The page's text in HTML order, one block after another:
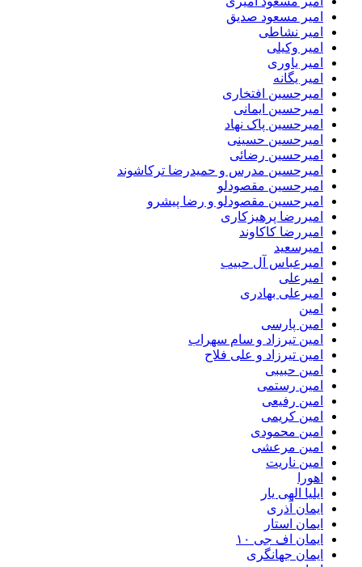
امیر مسعود صدیق
امیر نشاطی
امیر وکیلی
امیر یاوری
امیر یگانه
امیرحسین افتخاری
امیرحسین ایمانی
امیرحسین پاک نهاد
امیرحسین حسینی
امیرحسین رضائی
امیرحسین مدرس و حمیدرضا ترکاشوند
امیرحسین مقصودلو
امیرحسین مقصودلو و رضا پیشرو
امیررضا پرهیزکاری
امیررضا کاکاوند
امیرسعید
امیرعباس آل حبیب
امیرعلی
امیرعلی بهادری
امین
امین پارسی
امین تیرزاد و سام سهراب
امین تیرزاد و علی فلاح
امین حبیبی
امین رستمی
امین رفیعی
امین کریمی
امین محمودی
امین مرعشی
امین ناریت
اهورا
ایلیا الهی یار
ایمان آذری
ایمان استار
ایمان اف جی ۱۰
ایمان جهانگری